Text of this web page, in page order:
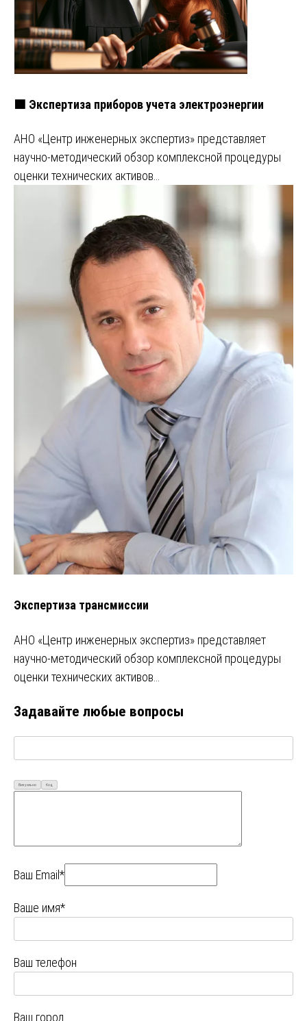
🟩 Экспертиза приборов учета электроэнергии
АНО «Центр инженерных экспертиз» представляет
научно-методический обзор комплексной процедуры
оценки технических активов…
Экспертиза трансмиссии
АНО «Центр инженерных экспертиз» представляет
научно-методический обзор комплексной процедуры
оценки технических активов…
Задавайте любые вопросы
Визуально Код
Ваш Email*
Ваше имя*
Ваш телефон
Ваш город